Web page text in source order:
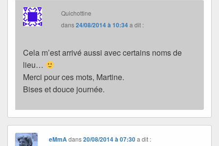
Quichottine
dans24/08/2014 à 10:34a dit :
Cela m’est arrivé aussi avec certains noms de
lieu…
Merci pour ces mots, Martine.
Bises et douce journée.
eMmAdans20/08/2014 à 07:30 a dit :